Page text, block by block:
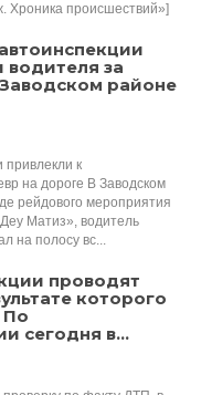
Хроника происшествий»]
водителя за
районе
привлекли к
на дороге В Заводском
рейдового мероприятия
Матиз», водитель
на полосу вс...
проводят
которого
По
сегодня в...